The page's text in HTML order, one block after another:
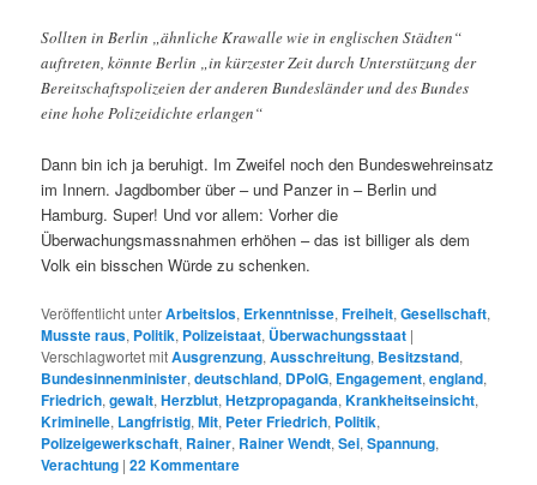
Sollten in Berlin „ähnliche Krawalle wie in englischen Städten“
auftreten, könnte Berlin „in kürzester Zeit durch Unterstützung der
Bereitschaftspolizeien der anderen Bundesländer und des Bundes
eine hohe Polizeidichte erlangen“
Dann bin ich ja beruhigt. Im Zweifel noch den Bundeswehreinsatz
im Innern. Jagdbomber über – und Panzer in – Berlin und
Hamburg. Super! Und vor allem: Vorher die
Überwachungsmassnahmen erhöhen – das ist billiger als dem
Volk ein bisschen Würde zu schenken.
Veröffentlicht unterArbeitslos, Erkenntnisse,Freiheit,Gesellschaft,
Musste raus, Politik, Polizeistaat, Überwachungsstaat |
Verschlagwortet mitAusgrenzung,Ausschreitung, Besitzstand,
Bundesinnenminister,deutschland, DPolG, Engagement,england,
Friedrich,gewalt,Herzblut,Hetzpropaganda,Krankheitseinsicht,
Kriminelle, Langfristig,Mit, Peter Friedrich, Politik,
Polizeigewerkschaft, Rainer, Rainer Wendt,Sei,Spannung,
Verachtung |22Kommentare